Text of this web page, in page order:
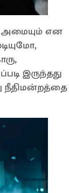
அமையும் என
இருந்தது
நீதிமன்றத்தை